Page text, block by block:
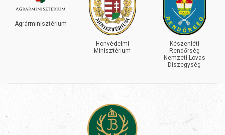
Készenléti
Rendőrség